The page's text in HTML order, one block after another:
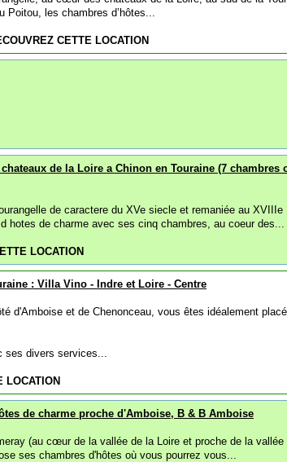
Poitou, les chambres d’hôtes...
CETTE LOCATION
de la Loire a Chinon en Touraine (7 chambres
de caractere du XVe siecle et remaniée au XVIIIe
hotes de charme avec ses cinq chambres, au coeur des...
LOCATION
: Villa Vino - Indre et Loire - Centre
d'Amboise et de Chenonceau, vous êtes idéalement
ses divers services...
LOCATION
de charme proche d'Amboise, B & B Amboise
(au cœur de la vallée de la Loire et proche de la vallée
ses chambres d'hôtes où vous pourrez vous...